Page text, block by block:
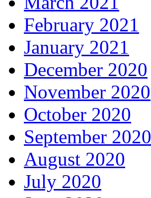
February 2021
January 2021
December 2020
November 2020
October 2020
September 2020
August 2020
July 2020